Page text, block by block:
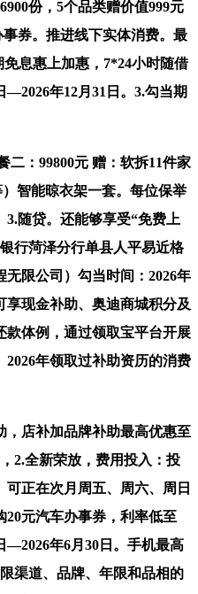
份，5个品类赠价值999元
券。推进线下实体消费。最
息惠上加惠，7*24小时随借
—2026年12月31日。3.勾当期
：99800元 赠：软拆11件家
智能晾衣架一套。每位保举
3.随贷。还能够享受“免费上
行菏泽分行单县人平易近格
限公司）勾当时间：2026年
享现金补助、奥迪商城积分及
款体例，通过领取宝平台开展
年领取过补助资历的消费
店补加品牌补助最高优惠至
2.全新荣放，费用投入：投
正在次月周五、周六、周日
20元汽车办事券，利率低至
—2026年6月30日。手机最高
渠道、品牌、年限和品相的